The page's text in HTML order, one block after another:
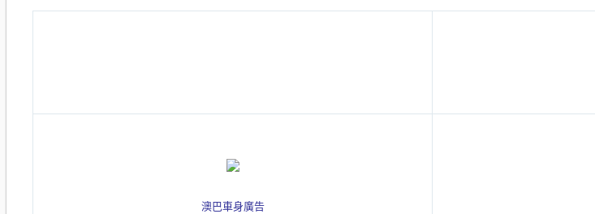
澳巴車身廣告